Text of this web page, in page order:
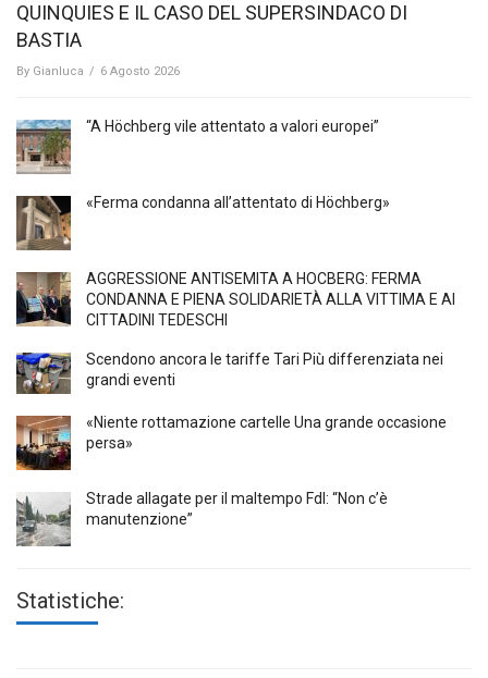
QUINQUIES E IL CASO DEL SUPERSINDACO DI
BASTIA
By Gianluca / 6 Agosto 2026
“A Höchberg vile attentato a valori europei”
«Ferma condanna all’attentato di Höchberg»
AGGRESSIONE ANTISEMITA A HÖCBERG: FERMA
CONDANNA E PIENA SOLIDARIETÀ ALLA VITTIMA E AI
CITTADINI TEDESCHI
Scendono ancora le tariffe Tari Più differenziata nei
grandi eventi
«Niente rottamazione cartelle Una grande occasione
persa»
Strade allagate per il maltempo FdI: “Non c’è
manutenzione”
Statistiche: